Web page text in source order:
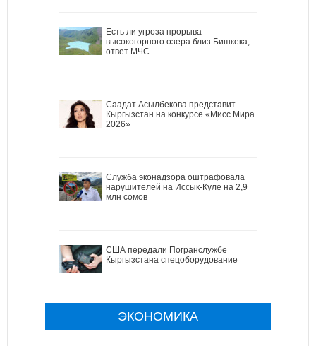
Есть ли угроза прорыва
высокогорного озера близ Бишкека, -
ответ МЧС
Саадат Асылбекова представит
Кыргызстан на конкурсе «Мисс Мира
2026»
Служба эконадзора оштрафовала
нарушителей на Иссык-Куле на 2,9
млн сомов
США передали Погранслужбе
Кыргызстана спецоборудование
ЭКОНОМИКА